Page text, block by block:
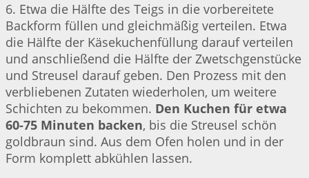
6. Etwa die Hälfte des Teigs in die vorbereitete
Backform füllen und gleichmäßig verteilen. Etwa
die Hälfte der Käsekuchenfüllung darauf verteilen
und anschließend die Hälfte der Zwetschgenstücke
und Streusel darauf geben. Den Prozess mit den
verbliebenen Zutaten wiederholen, um weitere
Schichten zu bekommen. Den Kuchen für etwa
60-75 Minuten backen, bis die Streusel schön
goldbraun sind. Aus dem Ofen holen und in der
Form komplett abkühlen lassen.